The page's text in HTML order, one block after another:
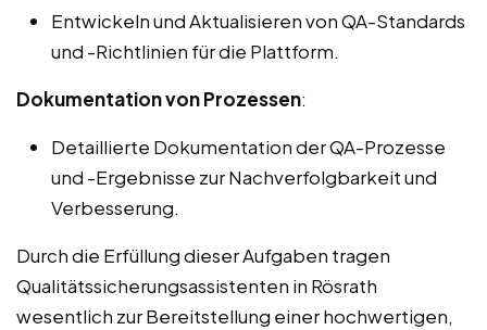
Entwickeln und Aktualisieren von QA-Standards
und -Richtlinien für die Plattform.
Dokumentation von Prozessen:
Detaillierte Dokumentation der QA-Prozesse
und -Ergebnisse zur Nachverfolgbarkeit und
Verbesserung.
Durch die Erfüllung dieser Aufgaben tragen
Qualitätssicherungsassistenten in Rösrath
wesentlich zur Bereitstellung einer hochwertigen,